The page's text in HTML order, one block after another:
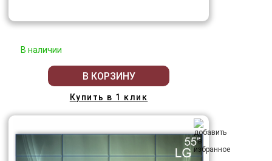
В наличии
В КОРЗИНУ
Купить в 1 клик